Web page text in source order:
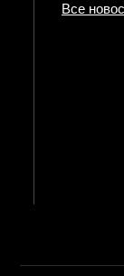
Все